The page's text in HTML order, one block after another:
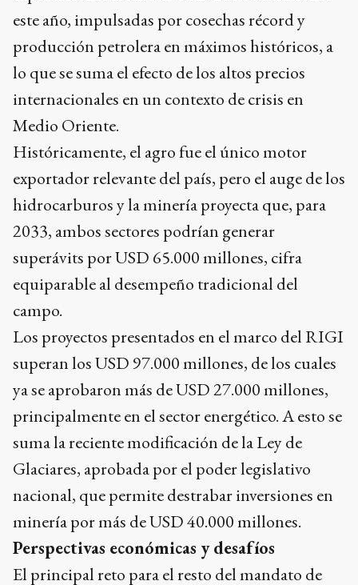
este año, impulsadas por cosechas récord y
producción petrolera en máximos históricos, a
lo que se suma el efecto de los altos precios
internacionales en un contexto de crisis en
Medio Oriente.
Históricamente, el agro fue el único motor
exportador relevante del país, pero el auge de los
hidrocarburos y la minería proyecta que, para
2033, ambos sectores podrían generar
superávits por USD 65.000 millones, cifra
equiparable al desempeño tradicional del
campo.
Los proyectos presentados en el marco del RIGI
superan los USD 97.000 millones, de los cuales
ya se aprobaron más de USD 27.000 millones,
principalmente en el sector energético. A esto se
suma la reciente modificación de la Ley de
Glaciares, aprobada por el poder legislativo
nacional, que permite destrabar inversiones en
minería por más de USD 40.000 millones.
Perspectivas económicas y desafíos
El principal reto para el resto del mandato de